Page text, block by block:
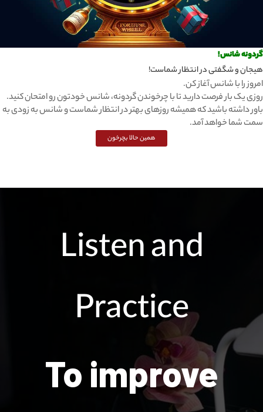
گردونه شانس!
هیجان و شگفتی در انتظار شماست!
امروز را با شانس آغاز کن.
روزی یک بار فرصت دارید تا با چرخوندن گردونه، شانس خودتون رو امتحان کنید.
باور داشته باشید که همیشه روزهای بهتر در انتظار شماست و شانس به زودی به
سمت شما خواهد آمد.
همین حالا بچرخون
Listen and
Practice
To improve